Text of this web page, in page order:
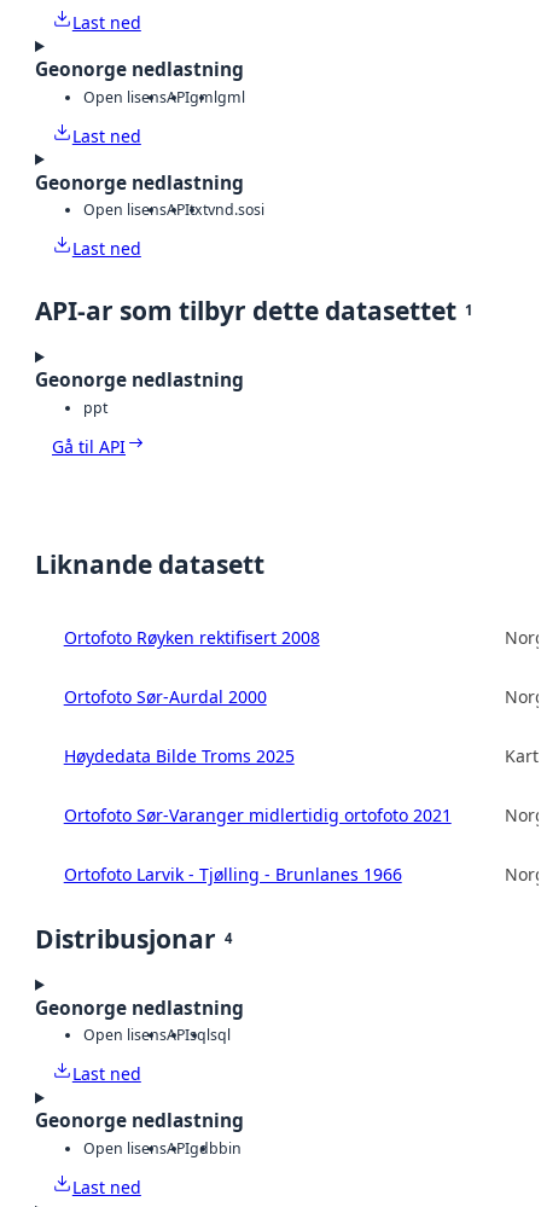
Last ned
Geonorge nedlastning
Open lisensAPIgmlgml
Last ned
Geonorge nedlastning
Open lisensAPItxtvnd.sosi
Last ned
API-ar som tilbyr dette datasettet 1
Geonorge nedlastning
ppt
Gå til API
Liknande datasett
Ortofoto Røyken rektifisert 2008
Ortofoto Sør-Aurdal 2000
Høydedata Bilde Troms 2025
Ortofoto Sør-Varanger midlertidig ortofoto 2021
Ortofoto Larvik - Tjølling - Brunlanes 1966
Distribusjonar 4
Geonorge nedlastning
Open lisensAPIsqlsql
Last ned
Geonorge nedlastning
Open lisensAPIgdbbin
Last ned